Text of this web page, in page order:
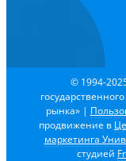
© 1994-
рынка» |
продвижение в
маркетинга
студией